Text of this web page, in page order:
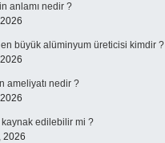
anlamı nedir ?
en büyük alüminyum üreticisi kimdir ?
ameliyatı nedir ?
edilebilir mi ?
2026